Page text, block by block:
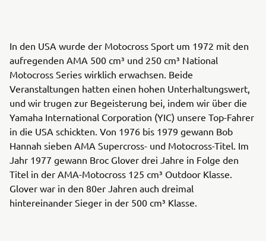
In den USA wurde der Motocross Sport um 1972 mit den
aufregenden AMA 500 cm³ und 250 cm³ National
Motocross Series wirklich erwachsen. Beide
Veranstaltungen hatten einen hohen Unterhaltungswert,
und wir trugen zur Begeisterung bei, indem wir über die
Yamaha International Corporation (YIC) unsere Top-Fahrer
in die USA schickten. Von 1976 bis 1979 gewann Bob
Hannah sieben AMA Supercross- und Motocross-Titel. Im
Jahr 1977 gewann Broc Glover drei Jahre in Folge den
Titel in der AMA-Motocross 125 cm³ Outdoor Klasse.
Glover war in den 80er Jahren auch dreimal
hintereinander Sieger in der 500 cm³ Klasse.